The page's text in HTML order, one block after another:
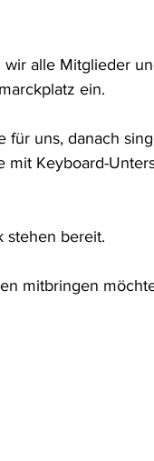
wir alle Mitglieder
ein.
für uns, danach
mit Keyboard-
stehen bereit.
mitbringen